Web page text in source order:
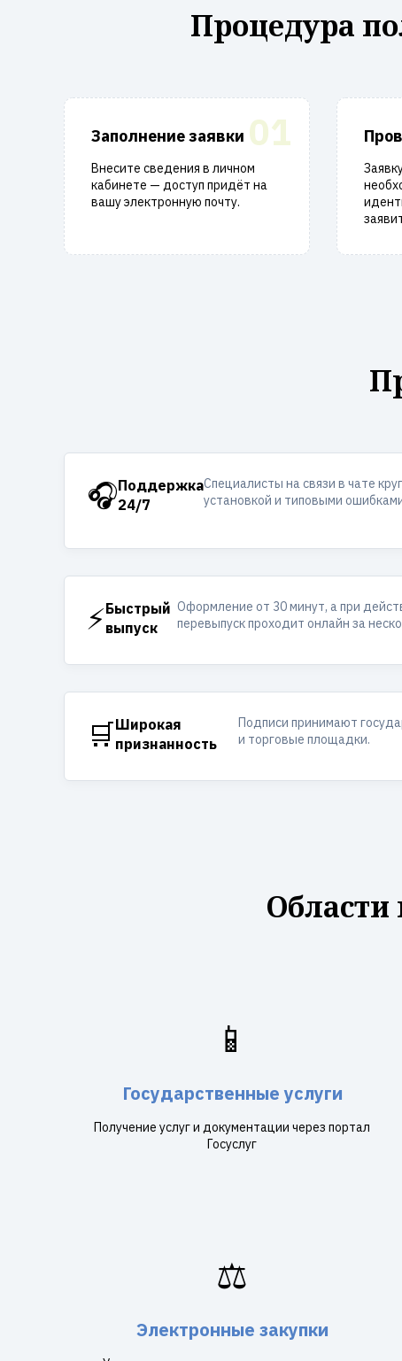
Процедура
01
Заполнение заявки
Внесите сведения в личном
кабинете — доступ придёт на
вашу электронную почту.
🎧Поддержка
24/7
Специалисты на связи в чате
установкой и типовыми
⚡Быстрый
выпуск
Оформление от 30 минут, а при
перевыпуск проходит онлайн за
🛒Широкая
признанность
Подписи принимают
и торговые площадки.
📱
Государственные услуги
Получение услуг и документации через портал
Госуслуг
⚖️
Электронные закупки